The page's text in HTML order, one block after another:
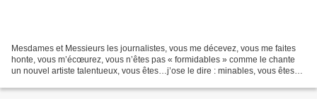
Mesdames et Messieurs les journalistes, vous me décevez, vous me faites
honte, vous m’écœurez, vous n’êtes pas « formidables » comme le chante
un nouvel artiste talentueux, vous êtes…j’ose le dire : minables, vous êtes